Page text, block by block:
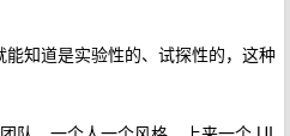
知道是实验性的、试探性的，这种